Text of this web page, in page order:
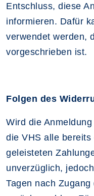
Entschluss, diese
informieren. Dafür
verwendet werden,
vorgeschrieben ist.
Folgen des
Wird die
die VHS alle bereits
geleisteten
unverzüglich,
Tagen nach